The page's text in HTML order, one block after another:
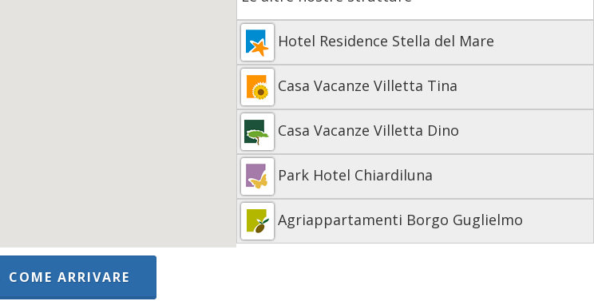
Hotel Residence Stella del Mare
Casa Vacanze Villetta Tina
Casa Vacanze Villetta Dino
Park Hotel Chiardiluna
Agriappartamenti Borgo Guglielmo
COME ARRIVARE